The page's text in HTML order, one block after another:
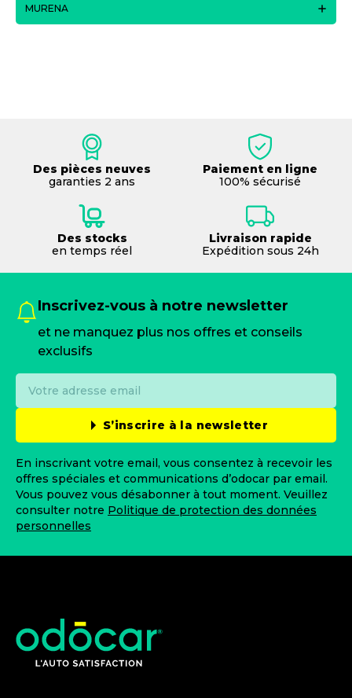
MURENA
Des pièces neuves
garanties 2 ans
Paiement en ligne
100% sécurisé
Des stocks
en temps réel
Livraison rapide
Expédition sous 24h
Inscrivez-vous à notre newsletter
et ne manquez plus nos offres et conseils
exclusifs
S’inscrire à la newsletter
En inscrivant votre email, vous consentez à recevoir les
offres spéciales et communications d’odocar par email.
Vous pouvez vous désabonner à tout moment. Veuillez
consulter notre Politique de protection des données
personnelles